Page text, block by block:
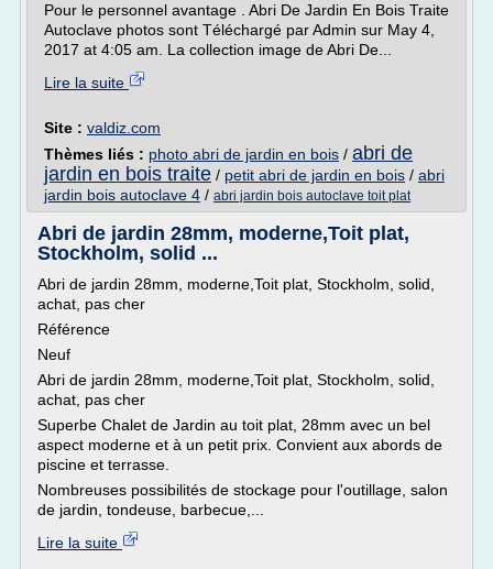
Pour le personnel avantage . Abri De Jardin En Bois Traite
Autoclave photos sont Téléchargé par Admin sur May 4,
2017 at 4:05 am. La collection image de Abri De...
Lire la suite
Site : valdiz.com
Thèmes liés : photo abri de jardin en bois / abri de
jardin en bois traite / petit abri de jardin en bois / abri
jardin bois autoclave 4 / abri jardin bois autoclave toit plat
Abri de jardin 28mm, moderne,Toit plat,
Stockholm, solid ...
Abri de jardin 28mm, moderne,Toit plat, Stockholm, solid,
achat, pas cher
Référence
Neuf
Abri de jardin 28mm, moderne,Toit plat, Stockholm, solid,
achat, pas cher
Superbe Chalet de Jardin au toit plat, 28mm avec un bel
aspect moderne et à un petit prix. Convient aux abords de
piscine et terrasse.
Nombreuses possibilités de stockage pour l'outillage, salon
de jardin, tondeuse, barbecue,...
Lire la suite